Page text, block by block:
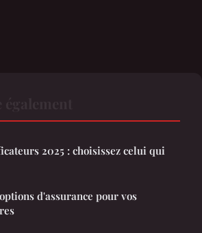
2025 : choisissez celui qui
d'assurance pour vos